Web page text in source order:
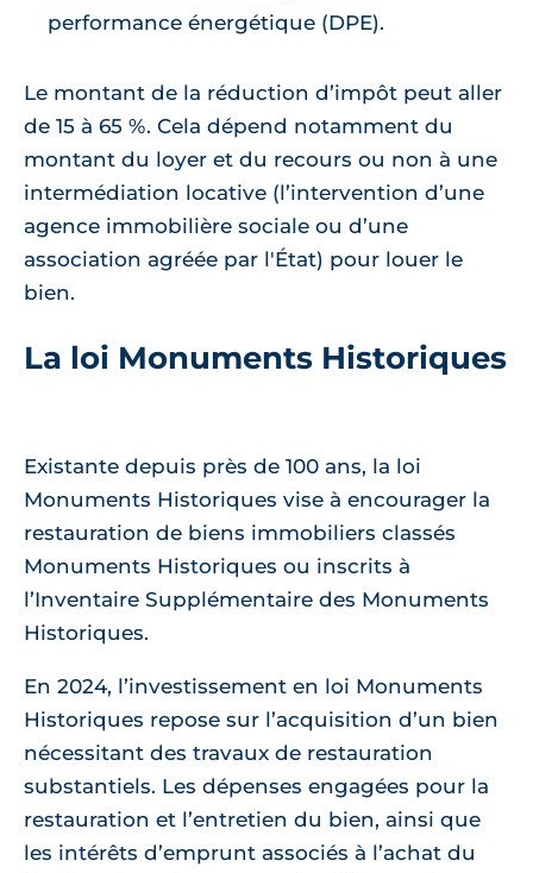
performance énergétique (DPE).
Le montant de la réduction d’impôt peut aller
de 15 à 65 %. Cela dépend notamment du
montant du loyer et du recours ou non à une
intermédiation locative (l’intervention d’une
agence immobilière sociale ou d’une
association agréée par l'État) pour louer le
bien.
La loi Monuments Historiques
Existante depuis près de 100 ans, la loi
Monuments Historiques vise à encourager la
restauration de biens immobiliers classés
Monuments Historiques ou inscrits à
l’Inventaire Supplémentaire des Monuments
Historiques.
En 2024, l’investissement en loi Monuments
Historiques repose sur l’acquisition d’un bien
nécessitant des travaux de restauration
substantiels. Les dépenses engagées pour la
restauration et l’entretien du bien, ainsi que
les intérêts d’emprunt associés à l’achat du